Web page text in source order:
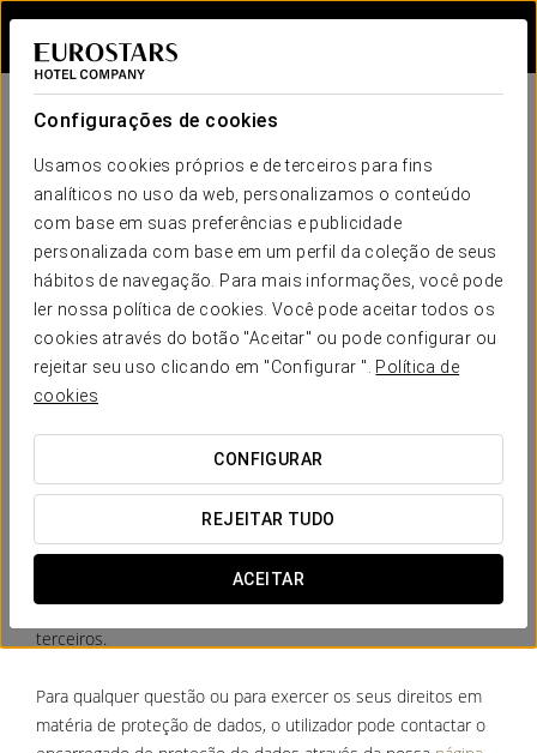
Configurações de cookies
Usamos cookies próprios e de terceiros para fins
analíticos no uso da web, personalizamos o conteúdo
com base em suas preferências e publicidade
personalizada com base em um perfil da coleção de seus
hábitos de navegação. Para mais informações, você pode
ler nossa política de cookies. Você pode aceitar todos os
cookies através do botão "Aceitar" ou pode configurar ou
rejeitar seu uso clicando em "Configurar ". Política de
cookies
CONFIGURAR
REJEITAR TUDO
ACEITAR
Política de Proteção de
dados
Proteção de dados
Como consequência da navegação no site e do
preenchimento dos formulários online, o utilizador aceita que
os dados pessoais por si fornecidos, ou que venha a fornecer
no futuro através deste serviço, sejam tratados em ficheiros
de dados pessoais da HOTUSA e das empresas do grupo
(incluindo HOTELES TURISTICOS UNIDOS SA, NIF A08452567,
KEYTEL, S.A., NIF A60156502 e EUROSTARS HOTEL COMPANY
SL, NIF B64930910, bem como outras empresas do grupo
HOTUSA), incluindo a recolha de dados de acesso e a
utilização de cookies e funcionalidades fornecidas por
terceiros.
Para qualquer questão ou para exercer os seus direitos em
matéria de proteção de dados, o utilizador pode contactar o